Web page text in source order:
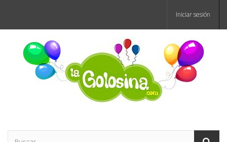
Iniciar sesión